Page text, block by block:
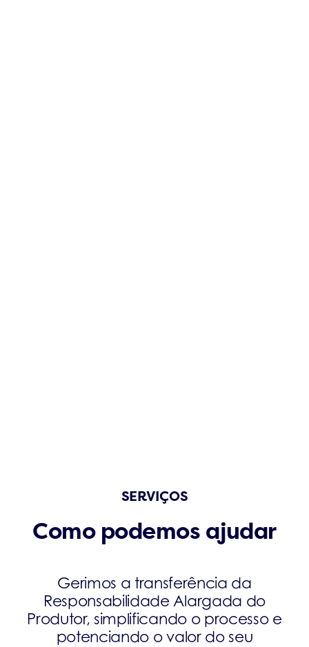
SERVIÇOS
Como podemos ajudar
Gerimos a transferência da
Responsabilidade Alargada do
Produtor, simplificando o processo e
potenciando o valor do seu